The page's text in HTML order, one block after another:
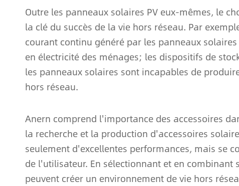
Outre les panneaux solaires PV eux-mêmes, le
la clé du succès de la vie hors réseau. Par
courant continu généré par les panneaux
en électricité des ménages; les dispositifs de
les panneaux solaires sont incapables de
hors réseau.
Anern comprend l'importance des accessoires
la recherche et la production d'accessoires
seulement d'excellentes performances, mais se
de l'utilisateur. En sélectionnant et en combinant
peuvent créer un environnement de vie hors